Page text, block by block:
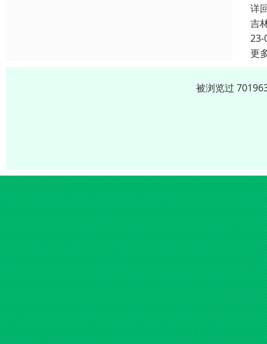
详
吉
23-
更
被浏览过